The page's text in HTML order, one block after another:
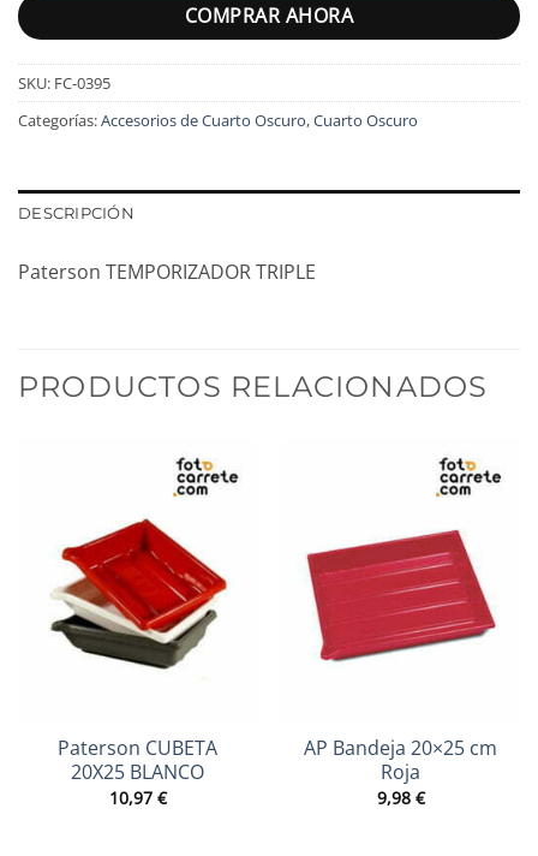
COMPRAR AHORA
SKU: FC-0395
Categorías:Accesorios de Cuarto Oscuro,Cuarto Oscuro
DESCRIPCIÓN
Paterson TEMPORIZADOR TRIPLE
PRODUCTOS RELACIONADOS
Paterson CUBETA
20X25 BLANCO
10,97 €
AP Bandeja 20×25 cm
Roja
9,98 €